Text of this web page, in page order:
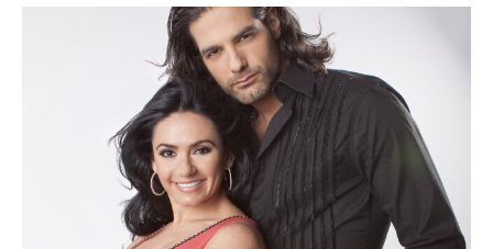
S6 E107 | Prueba de actuación
Game show|2011
Un programa de concurso picante, ligero y excitante el
cual busca formar una o varias parejas entre los
participantes que se gusten y se sientan atraídos.